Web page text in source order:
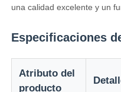
Inicio
Videos
una calidad excelente y un
Especificaciones
Atributo del
producto